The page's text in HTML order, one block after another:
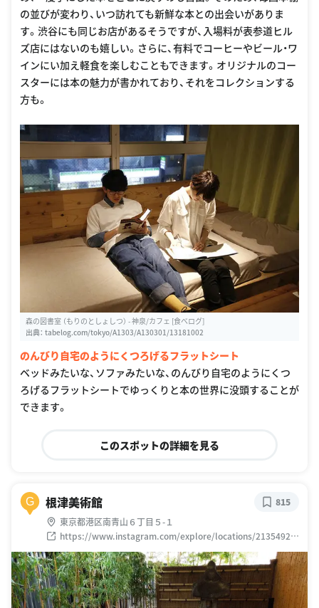
の並びが変わり、いつ訪れても新鮮な本との出会いがありま
す。渋谷にも同じお店があるそうですが、入場料が表参道ヒル
ズ店にはないのも嬉しい。さらに、有料でコーヒーやビール・ワ
インにい加え軽食を楽しむこともできます。オリジナルのコー
スターには本の魅力が書かれており、それをコレクションする
方も。
森の図書室 （もりのとしょしつ） - 神泉/カフェ [食べログ]
出典： tabelog.com/tokyo/A1303/A130301/13181002
のんびり自宅のようにくつろげるフラットシート
ベッドみたいな、ソファみたいな、のんびり自宅のようにくつ
ろげるフラットシートでゆっくりと本の世界に没頭することが
できます。
このスポットの詳細を見る
G 根津美術館
東京都港区南青山６丁目５-１
https://www.instagram.com/explore/locations/21354929
7
815